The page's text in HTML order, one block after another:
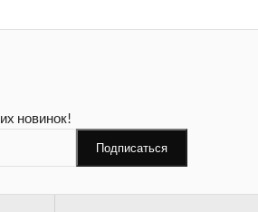
новинок!